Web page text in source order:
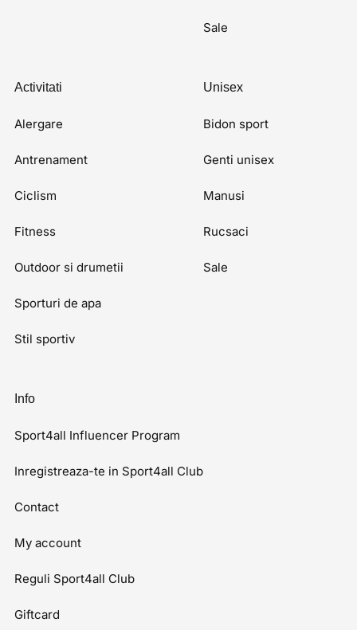
Sale
Activitati
Alergare
Antrenament
Ciclism
Fitness
Outdoor si drumetii
Sporturi de apa
Stil sportiv
Unisex
Bidon sport
Genti unisex
Manusi
Rucsaci
Sale
Info
Sport4all Influencer Program
Inregistreaza-te in Sport4all Club
Contact
My account
Reguli Sport4all Club
Giftcard